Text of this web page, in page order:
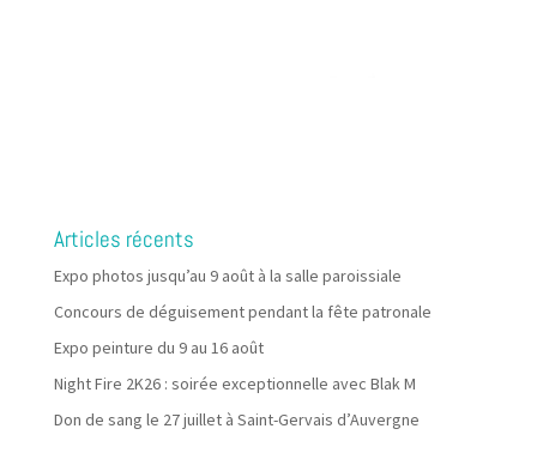
Articles récents
Expo photos jusqu’au 9 août à la salle paroissiale
Concours de déguisement pendant la fête patronale
Expo peinture du 9 au 16 août
Night Fire 2K26 : soirée exceptionnelle avec Blak M
Don de sang le 27 juillet à Saint-Gervais d’Auvergne